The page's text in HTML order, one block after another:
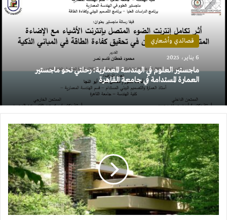
قصائدي وأشعاري
6 يناير، 2025
ماجستير العلوم في الهندسة المعمارية: رحلتي نحو ماجستير
العمارة المستدامة في جامعة القاهرة
التصميم
البيوفيلي
Biophilic
Design